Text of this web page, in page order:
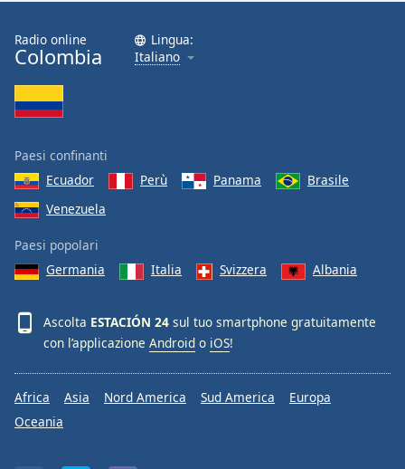
Radio online
Colombia
Lingua:
Italiano
Paesi confinanti
Ecuador
Perù Panama
Brasile
Venezuela
Paesi popolari
Germania
Italia Svizzera Albania
Ascolta ESTACIÓN 24 sul tuo smartphone gratuitamente
con l’applicazione Android o iOS!
Africa Asia Nord America Sud America
Europa
Oceania